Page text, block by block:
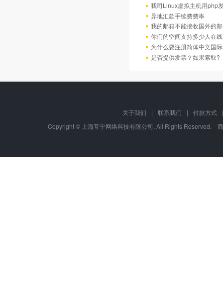
我司Linux虚拟主机用php
异地汇款手续费费率
我的邮箱不能接收国外的
你们的空间支持多少人在
为什么要注册简体中文国
是否提供发票？如果索取?
关于我们 | 联系我们 | 付款方式
|
Copyright © 上海互宁网络科技有限公司, All Rights Reserved.